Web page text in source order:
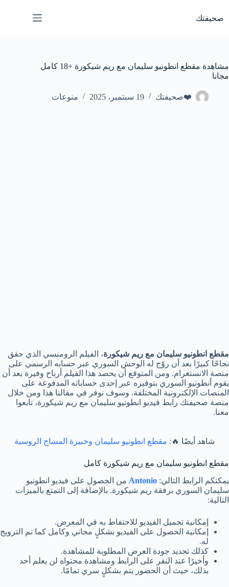
المحتوى
صحيفتك
مشاهدة مقطع انطونيو سليمان مع ريم شيكورة +18 كامل
مجانا
❤️صحيفتك 19 سبتمبر، 2025 منوعات
مقطع انطونيو سليمان مع ريم شيكورة، الفيلم الرومنسي الذي حقق
نجاحًا كبيرًا بعد أن روّج له الوحش السوري عبر حسابه الرسمي على
منصة الانستغرام. ومن المتوقع أن يحصد هذا الفيلم أرباح وفيرة بعد أن
يقوم أنطونيو السوري بتوفيره عبر إحدى حساباته المدفوعة على
المنصات الإلكترونية المختلفة. وسوف نوفر في مقالنا هذا ومن خلال
منصة صحيفتك رابط فيديو انطونيو سليمان مع ريم شيكورة، تابعوا
معنا.
شاهد أيضًا 🔥: مقطع انطونيو سليمان وخبيرة المساج الروسية
مقطع انطونيو سليمان مع ريم شيكورة كامل
يمكنكم الرابط التالي: Antonio من الحصول على فيديو انطونيو
سليمان السوري برفقة ريم شيكورة. بالإضافة إلى التمتع بالميزات
التالية:
إمكانية تحميل الفيديو للاحتفاط به في المعرض.
إمكانية الحصول على الفيديو بشكلٍ مجاني وكامل كما تم الترويج
له.
كذلك تحديد جودة العرض المطلوبة للمشاهدة.
وأخيرًا عند النقر على الرابط ومشاهدة محتواه لن يعلم أحد
بذلك، حيث أن الحضور يتم بشكلٍ سري تمامًا.